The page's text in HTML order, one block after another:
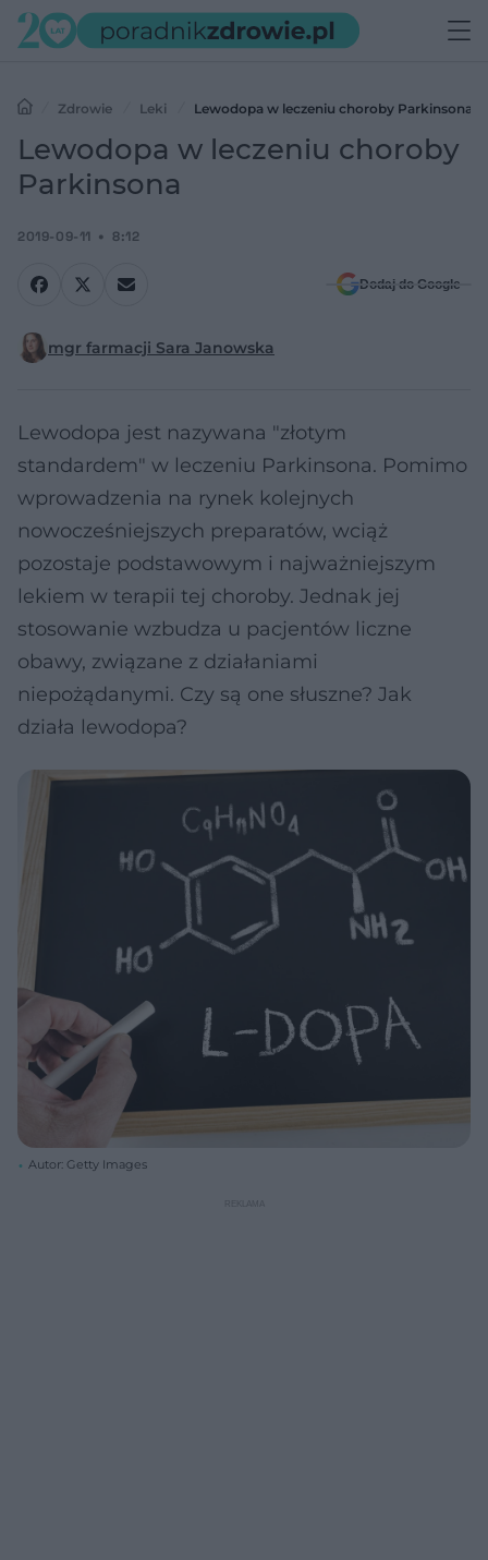
Zdrowie Leki Lewodopa w leczeniu choroby Parkinsona
Lewodopa w leczeniu choroby
Parkinsona
2019-09-11 8:12
Dodaj do Google
mgr farmacji Sara Janowska
Lewodopa jest nazywana "złotym
standardem" w leczeniu Parkinsona. Pomimo
wprowadzenia na rynek kolejnych
nowocześniejszych preparatów, wciąż
pozostaje podstawowym i najważniejszym
lekiem w terapii tej choroby. Jednak jej
stosowanie wzbudza u pacjentów liczne
obawy, związane z działaniami
niepożądanymi. Czy są one słuszne? Jak
działa lewodopa?
Autor: Getty Images